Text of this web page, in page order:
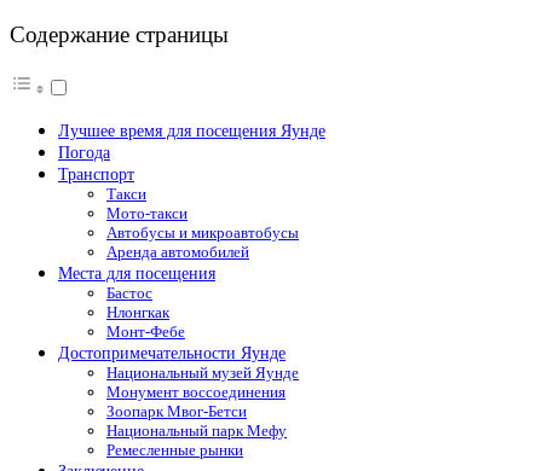
Содержание страницы
Лучшее время для посещения Яунде
Погода
Транспорт
Такси
Мото-такси
Автобусы и микроавтобусы
Аренда автомобилей
Места для посещения
Бастос
Нлонгкак
Монт-Фебе
Достопримечательности Яунде
Национальный музей Яунде
Монумент воссоединения
Зоопарк Мвог-Бетси
Национальный парк Мефу
Ремесленные рынки